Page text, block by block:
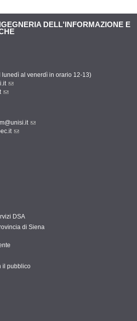
DELL'INFORMAZIONE E
lunedì al venerdì in orario 12-13)
DSA
di Siena
il pubblico